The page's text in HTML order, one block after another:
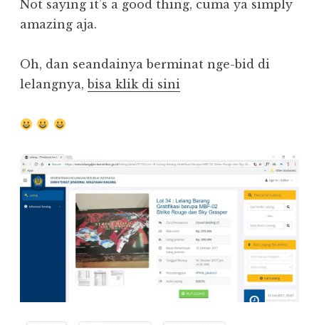
Not saying it’s a good thing, cuma ya simply
amazing aja.
Oh, dan seandainya berminat nge-bid di
lelangnya,bisa klik di sini